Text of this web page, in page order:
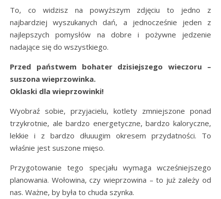
To, co widzisz na powyższym zdjęciu to jedno z
najbardziej wyszukanych dań, a jednocześnie jeden z
najlepszych pomysłów na dobre i pożywne jedzenie
nadające się do wszystkiego.
Przed państwem bohater dzisiejszego wieczoru –
suszona wieprzowinka.
Oklaski dla wieprzowinki!
Wyobraź sobie, przyjacielu, kotlety zmniejszone ponad
trzykrotnie, ale bardzo energetyczne, bardzo kaloryczne,
lekkie i z bardzo dłuuugim okresem przydatności. To
właśnie jest suszone mięso.
Przygotowanie tego specjału wymaga wcześniejszego
planowania. Wołowina, czy wieprzowina – to już zależy od
nas. Ważne, by była to chuda szynka.